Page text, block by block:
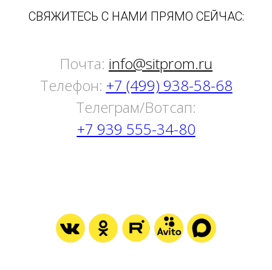
СВЯЖИТЕСЬ С НАМИ ПРЯМО СЕЙЧАС:
Почта: info@sitprom.ru
Телефон: +7 (499) 938-58-68
Tелеграм/Вотсап:
+7 939 555-34-80